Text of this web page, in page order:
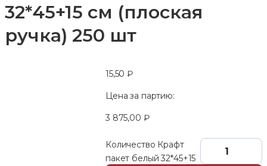
32*45+15 см (плоская
ручка) 250 шт
15,50₽
Цена за партию:
3 875,00 ₽
Количество Крафт
пакет белый 32*45+15